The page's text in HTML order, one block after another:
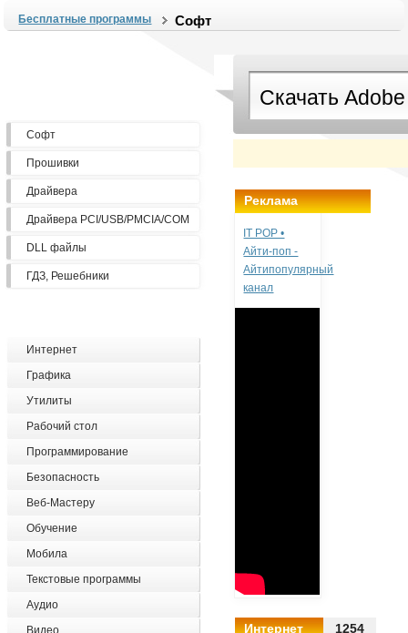
Бесплатные программы Софт
Софт
Прошивки
Драйвера
Драйвера PCI/USB/PMCIA/COM
DLL файлы
ГДЗ, Решебники
Интернет
Графика
Утилиты
Рабочий стол
Программирование
Безопасность
Веб-Мастеру
Обучение
Мобила
Текстовые программы
Аудио
Видео
Реклама
IT POP •
Айти-поп -
Айтипопулярный
канал
Интернет 1254